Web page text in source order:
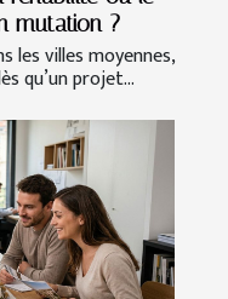
mutation ?
les villes moyennes,
qu’un projet...